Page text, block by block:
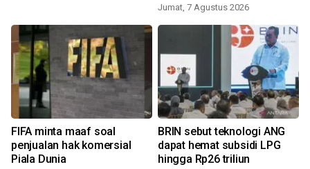
Jumat, 7 Agustus 2026
FIFA minta maaf soal
penjualan hak komersial
Piala Dunia
BRIN sebut teknologi ANG
dapat hemat subsidi LPG
hingga Rp26 triliun